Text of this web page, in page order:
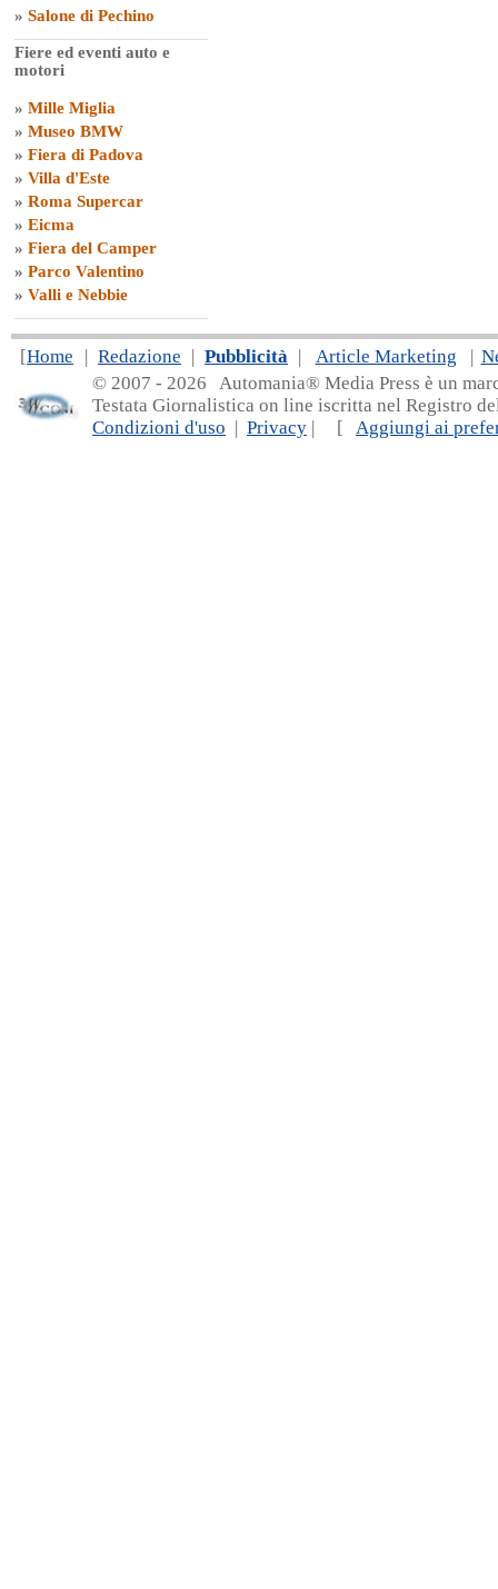
» Salone di Pechino
Fiere ed eventi auto e
motori
» Mille Miglia
» Museo BMW
» Fiera di Padova
» Villa d'Este
» Roma Supercar
» Eicma
» Fiera del Camper
» Parco Valentino
» Valli e Nebbie
[Home | Redazione | Pubblicità | Article Marketing |
© 2007 - 2026 Automania® Media Press è un
Testata Giornalistica on line iscritta nel Registro
Condizioni d'uso | Privacy | [ Aggiungi ai